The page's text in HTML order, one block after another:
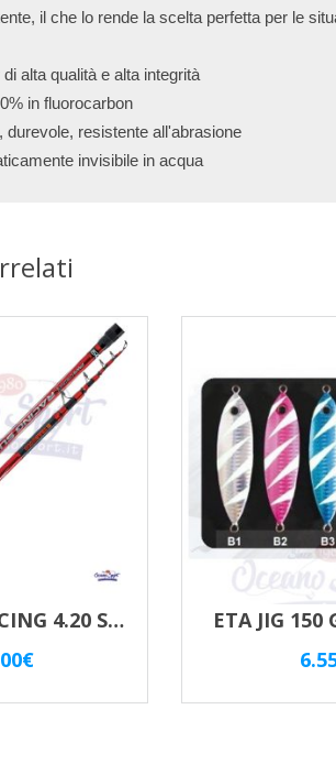
il che lo rende la scelta perfetta per le
alta qualità e alta integrità
in fluorocarbon
durevole, resistente all'abrasione
invisibile in acqua
SCARLET RACING 4.20 SURF Az. 200Gr. TRABUCCO
€
ETA JIG 150